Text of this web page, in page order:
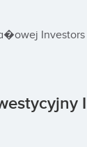
Investors